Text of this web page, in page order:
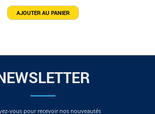
AJOUTER AU PANIER
vous pour recevoir nos nouveautés